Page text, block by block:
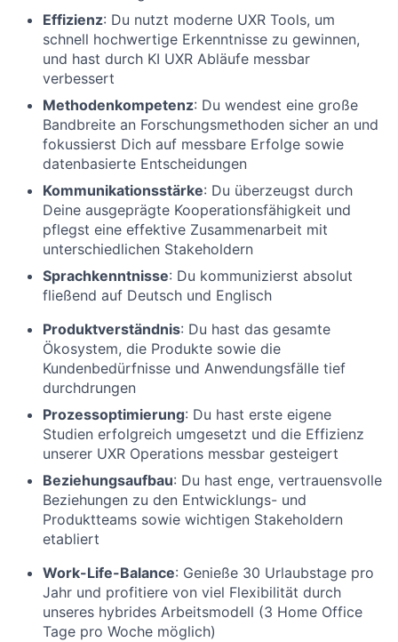
Effizienz: Du nutzt moderne UXR Tools, um
schnell hochwertige Erkenntnisse zu gewinnen,
und hast durch KI UXR Abläufe messbar
verbessert
Methodenkompetenz: Du wendest eine große
Bandbreite an Forschungsmethoden sicher an und
fokussierst Dich auf messbare Erfolge sowie
datenbasierte Entscheidungen
Kommunikationsstärke: Du überzeugst durch
Deine ausgeprägte Kooperationsfähigkeit und
pflegst eine effektive Zusammenarbeit mit
unterschiedlichen Stakeholdern
Sprachkenntnisse: Du kommunizierst absolut
fließend auf Deutsch und Englisch
Produktverständnis: Du hast das gesamte
Ökosystem, die Produkte sowie die
Kundenbedürfnisse und Anwendungsfälle tief
durchdrungen
Prozessoptimierung: Du hast erste eigene
Studien erfolgreich umgesetzt und die Effizienz
unserer UXR Operations messbar gesteigert
Beziehungsaufbau: Du hast enge, vertrauensvolle
Beziehungen zu den Entwicklungs- und
Produktteams sowie wichtigen Stakeholdern
etabliert
Work-Life-Balance: Genieße 30 Urlaubstage pro
Jahr und profitiere von viel Flexibilität durch
unseres hybrides Arbeitsmodell (3 Home Office
Tage pro Woche möglich)